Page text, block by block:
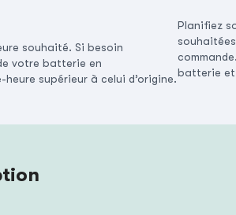
souhaité. Si besoin
votre batterie en
supérieur à celui d’origine.
Planifiez
batterie et